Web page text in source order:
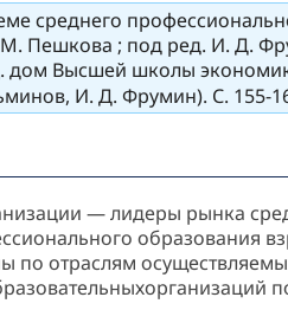
среднего
Пешкова ; под ред. И. Д.
Высшей школы
И. Д. Фрумин). С. 155-
— лидеры рынка
образования
по отраслям